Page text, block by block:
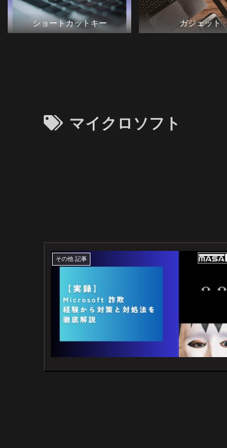
ショートカットキー ガジェット
マイクロソフト
その他 記事